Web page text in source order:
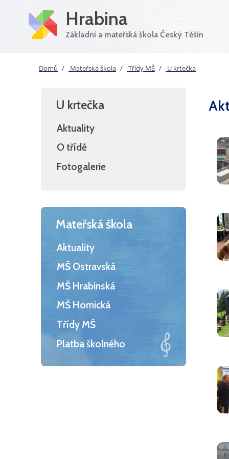
Hrabina
Základní a mateřská škola Český Těšín
Domů Mateřská škola Třídy MŠ U krtečka
U krtečka
Aktuality
O třídě
Fotogalerie
Mateřská škola
Aktuality
MŠ Ostravská
MŠ Hrabinská
MŠ Hornická
Třídy MŠ
Platba školného